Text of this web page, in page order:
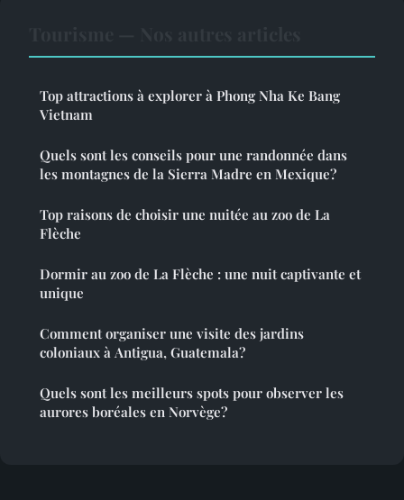
Top attractions à explorer à Phong Nha Ke Bang
Vietnam
Quels sont les conseils pour une randonnée dans
les montagnes de la Sierra Madre en Mexique?
Top raisons de choisir une nuitée au zoo de La
Flèche
Dormir au zoo de La Flèche : une nuit captivante et
unique
Comment organiser une visite des jardins
coloniaux à Antigua, Guatemala?
Quels sont les meilleurs spots pour observer les
aurores boréales en Norvège?